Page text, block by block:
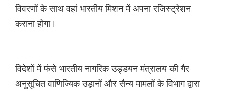
विवरणों के साथ वहां भारतीय मिशन में अपना रजिस्ट्रेशन
कराना होगा।
विदेशों में फंसे भारतीय नागरिक उड्डयन मंत्रालय की गैर
अनुसूचित वाणिज्यिक उड़ानों और सैन्य मामलों के विभाग द्वारा